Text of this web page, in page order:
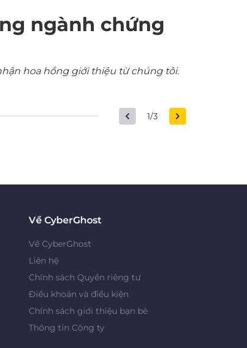
ngành chứng
hoa hồng giới thiệu từ chúng tôi.
1/3
Về CyberGhost
Về CyberGhost
Liên hệ
Chính sách Quyền riêng tư
Điều khoản và điều kiện
Chính sách giới thiệu bạn bè
Thông tin Công ty